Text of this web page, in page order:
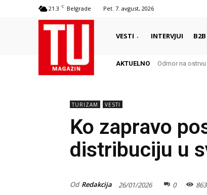
21.3 C Belgrade Pet. 7. avgust, 2026
VESTI INTERVJUI
AKTUELNO Odmor na
TURIZAM VESTI
Ko zapravo
distribuciju u
Od Redakcija 26/01/2026 0 863